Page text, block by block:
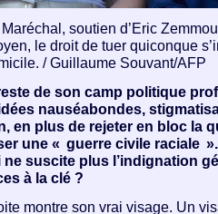
soutien d’Eric
le droit de tuer quiconque
/ Guillaume Souvant/AFP
de son camp politique
nauséabondes,
en plus de rejeter en bloc la
une « guerre civile raciale
ne suscite plus l’indignation
à la clé ?
montre son vrai visage. Un